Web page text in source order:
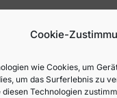
Cookie-
wie Cookies, um
um das Surferlebnis zu
diesen Technologien